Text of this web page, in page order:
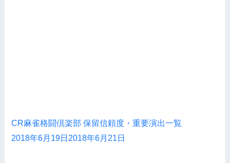
CR麻雀格闘倶楽部 保留信頼度・重要演出一覧
2018年6月19日 2018年6月21日